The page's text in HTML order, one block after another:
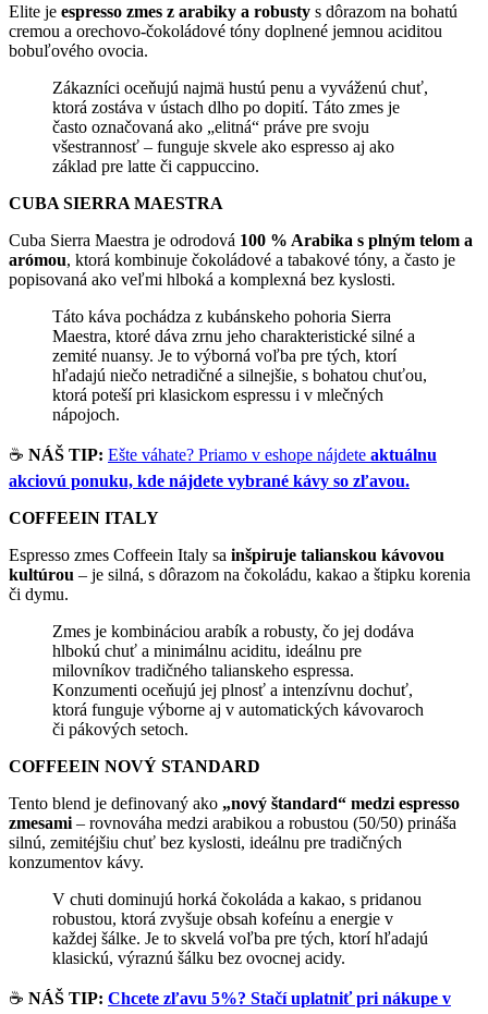
Elite je espresso zmes z arabiky a robusty s dôrazom na bohatú
cremou a orechovo-čokoládové tóny doplnené jemnou aciditou
bobuľového ovocia.
Zákazníci oceňujú najmä hustú penu a vyváženú chuť,
ktorá zostáva v ústach dlho po dopití. Táto zmes je
často označovaná ako „elitná“ práve pre svoju
všestrannosť – funguje skvele ako espresso aj ako
základ pre latte či cappuccino.
CUBA SIERRA MAESTRA
Cuba Sierra Maestra je odrodová 100 % Arabika s plným telom a
arómou, ktorá kombinuje čokoládové a tabakové tóny, a často je
popisovaná ako veľmi hlboká a komplexná bez kyslosti.
Táto káva pochádza z kubánskeho pohoria Sierra
Maestra, ktoré dáva zrnu jeho charakteristické silné a
zemité nuansy. Je to výborná voľba pre tých, ktorí
hľadajú niečo netradičné a silnejšie, s bohatou chuťou,
ktorá poteší pri klasickom espressu i v mlečných
nápojoch.
☕ NÁŠ TIP: Ešte váhate? Priamo v eshope nájdete aktuálnu
akciovú ponuku, kde nájdete vybrané kávy so zľavou.
COFFEEIN ITALY
Espresso zmes Coffeein Italy sa inšpiruje talianskou kávovou
kultúrou – je silná, s dôrazom na čokoládu, kakao a štipku korenia
či dymu.
Zmes je kombináciou arabík a robusty, čo jej dodáva
hlbokú chuť a minimálnu aciditu, ideálnu pre
milovníkov tradičného talianskeho espressa.
Konzumenti oceňujú jej plnosť a intenzívnu dochuť,
ktorá funguje výborne aj v automatických kávovaroch
či pákových setoch.
COFFEEIN NOVÝ STANDARD
Tento blend je definovaný ako „nový štandard“ medzi espresso
zmesami – rovnováha medzi arabikou a robustou (50/50) prináša
silnú, zemitéjšiu chuť bez kyslosti, ideálnu pre tradičných
konzumentov kávy.
V chuti dominujú horká čokoláda a kakao, s pridanou
robustou, ktorá zvyšuje obsah kofeínu a energie v
každej šálke. Je to skvelá voľba pre tých, ktorí hľadajú
klasickú, výraznú šálku bez ovocnej acidy.
☕ NÁŠ TIP: Chcete zľavu 5%? Stačí uplatniť pri nákupe v